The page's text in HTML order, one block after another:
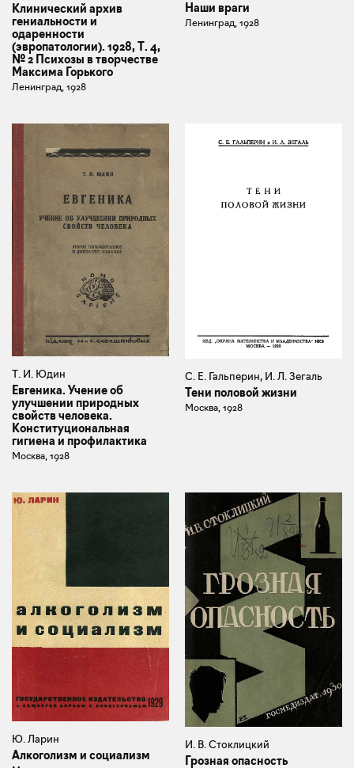
Клинический архив
гениальности и
одаренности
(эвропатологии). 1928, Т. 4,
№ 2 Психозы в творчестве
Максима Горького
Ленинград, 1928
Наши враги
Ленинград, 1928
Т. И. Юдин
Евгеника. Учение об
улучшении природных
свойств человека.
Конституциональная
гигиена и профилактика
Москва, 1928
С. Е. Гальперин, И. Л. Зегаль
Тени половой жизни
Москва, 1928
Ю. Ларин
Алкоголизм и социализм
И. В. Стоклицкий
Грозная опасность